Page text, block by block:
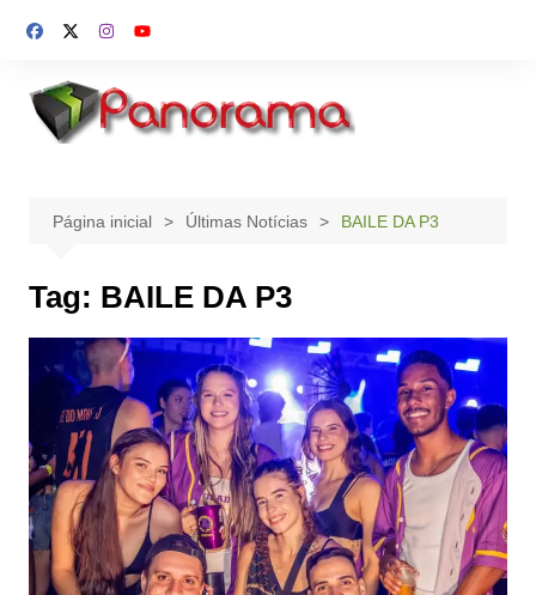
para
conteúdo
Página inicial Últimas Notícias BAILE DA P3
Tag: BAILE DA P3